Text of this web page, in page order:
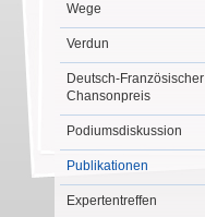
Wege
Verdun
Deutsch-Französischer
Chansonpreis
Podiumsdiskussion
Publikationen
Expertentreffen